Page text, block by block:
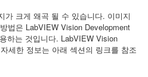
가 크게 왜곡 될 수 있습니다. 이미지
법은 LabVIEW Vision Development
하는 것입니다. LabVIEW Vision
세한 정보는 아래 섹션의 링크를 참조